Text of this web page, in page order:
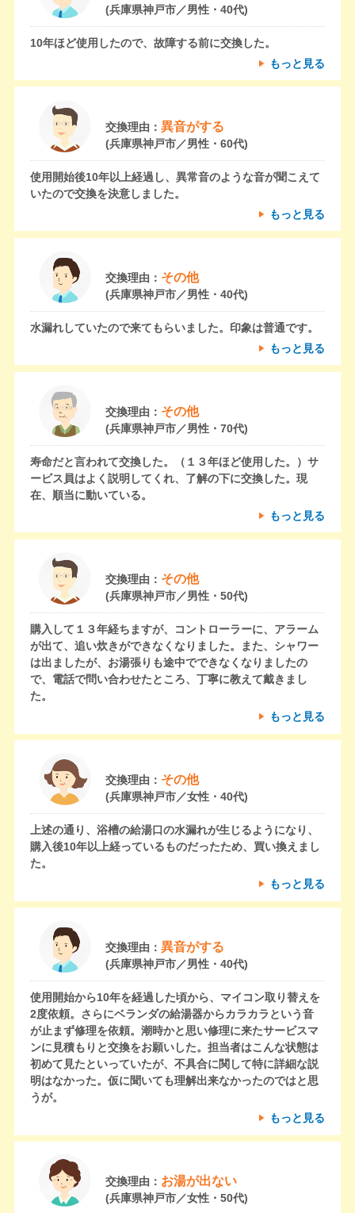
(兵庫県神戸市／男性・40代)
10年ほど使用したので、故障する前に交換した。
もっと見る
交換理由： 異音がする
(兵庫県神戸市／男性・60代)
使用開始後10年以上経過し、異常音のような音が聞こえて
いたので交換を決意しました。
もっと見る
交換理由： その他
(兵庫県神戸市／男性・40代)
水漏れしていたので来てもらいました。印象は普通です。
もっと見る
交換理由： その他
(兵庫県神戸市／男性・70代)
寿命だと言われて交換した。（１３年ほど使用した。）サ
ービス員はよく説明してくれ、了解の下に交換した。現
在、順当に動いている。
もっと見る
交換理由： その他
(兵庫県神戸市／男性・50代)
購入して１３年経ちますが、コントローラーに、アラーム
が出て、追い炊きができなくなりました。また、シャワー
は出ましたが、お湯張りも途中でできなくなりましたの
で、電話で問い合わせたところ、丁寧に教えて戴きまし
た。
もっと見る
交換理由： その他
(兵庫県神戸市／女性・40代)
上述の通り、浴槽の給湯口の水漏れが生じるようになり、
購入後10年以上経っているものだったため、買い換えまし
た。
もっと見る
交換理由： 異音がする
(兵庫県神戸市／男性・40代)
使用開始から10年を経過した頃から、マイコン取り替えを
2度依頼。さらにベランダの給湯器からカラカラという音
が止まず修理を依頼。潮時かと思い修理に来たサービスマ
ンに見積もりと交換をお願いした。担当者はこんな状態は
初めて見たといっていたが、不具合に関して特に詳細な説
明はなかった。仮に聞いても理解出来なかったのではと思
うが。
もっと見る
交換理由： お湯が出ない
(兵庫県神戸市／女性・50代)